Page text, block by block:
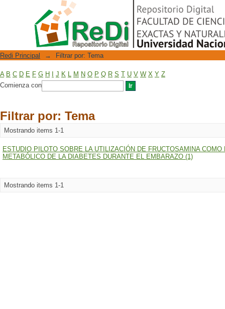
Filtrar por: Tema
Repositorio Digital
Redi Principal → Filtrar por: Tema
A B C D E F G H J K L M N O P Q R S T U V W X Y Z
Comienza con
Filtrar por: Tema
Mostrando items 1-1
ESTUDIO PILOTO SOBRE LA UTILIZACIÓN DE FRUCTOSAMINA COMO
METABÓLICO DE LA DIABETES DURANTE EL EMBARAZO (1)
Mostrando items 1-1